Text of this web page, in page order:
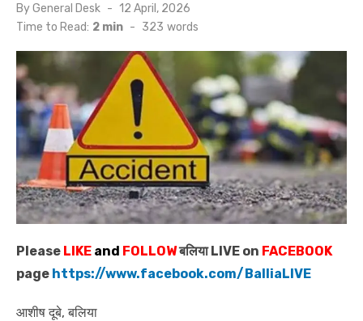
ByGeneral Desk
Posted
on
12 April, 2026
Time to Read: 2 min - 323 words
Please LIKE and FOLLOWबलिया LIVE on FACEBOOK
page https://www.facebook.com/BalliaLIVE
आशीष दूबे, बलिया